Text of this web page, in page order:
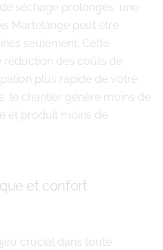
séchage prolongés, une
Martelange peut être
seulement. Cette
réduction des coûts de
plus rapide de votre
le chantier génère moins de
et produit moins de
et confort
crucial dans toute